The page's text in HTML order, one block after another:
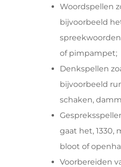
Woordspellen
bijvoorbeeld
of pimpampet;
Denkspellen
bijvoorbeeld
schaken,
gaat het, 1330,
bloot of
Voorbereiden